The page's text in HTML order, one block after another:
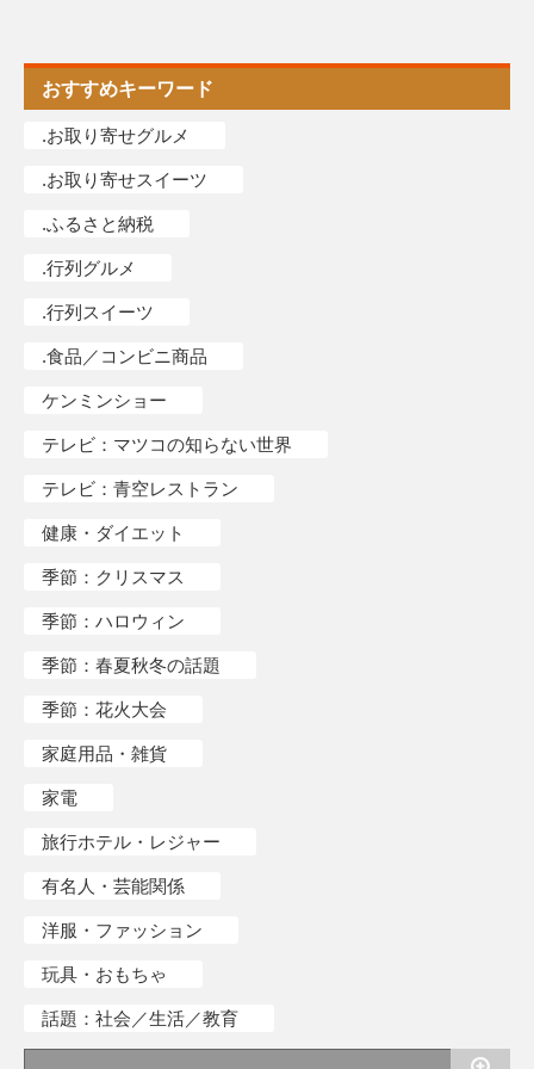
おすすめキーワード
.お取り寄せグルメ
.お取り寄せスイーツ
.ふるさと納税
.行列グルメ
.行列スイーツ
.食品／コンビニ商品
ケンミンショー
テレビ：マツコの知らない世界
テレビ：青空レストラン
健康・ダイエット
季節：クリスマス
季節：ハロウィン
季節：春夏秋冬の話題
季節：花火大会
家庭用品・雑貨
家電
旅行ホテル・レジャー
有名人・芸能関係
洋服・ファッション
玩具・おもちゃ
話題：社会／生活／教育